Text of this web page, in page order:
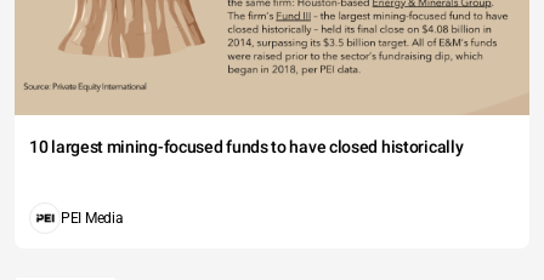
10 largest mining-focused funds to have closed historically
PEI Media